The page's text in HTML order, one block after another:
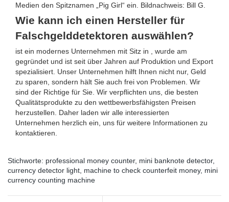
Medien den Spitznamen „Pig Girl“ ein. Bildnachweis: Bill G.
Wie kann ich einen Hersteller für
Falschgelddetektoren auswählen?
ist ein modernes Unternehmen mit Sitz in , wurde am
gegründet und ist seit über Jahren auf Produktion und Export
spezialisiert. Unser Unternehmen hilft Ihnen nicht nur, Geld
zu sparen, sondern hält Sie auch frei von Problemen. Wir
sind der Richtige für Sie. Wir verpflichten uns, die besten
Qualitätsprodukte zu den wettbewerbsfähigsten Preisen
herzustellen. Daher laden wir alle interessierten
Unternehmen herzlich ein, uns für weitere Informationen zu
kontaktieren.
Stichworte: professional money counter, mini banknote detector,
currency detector light machine to check counterfeit money, mini
currency counting machine